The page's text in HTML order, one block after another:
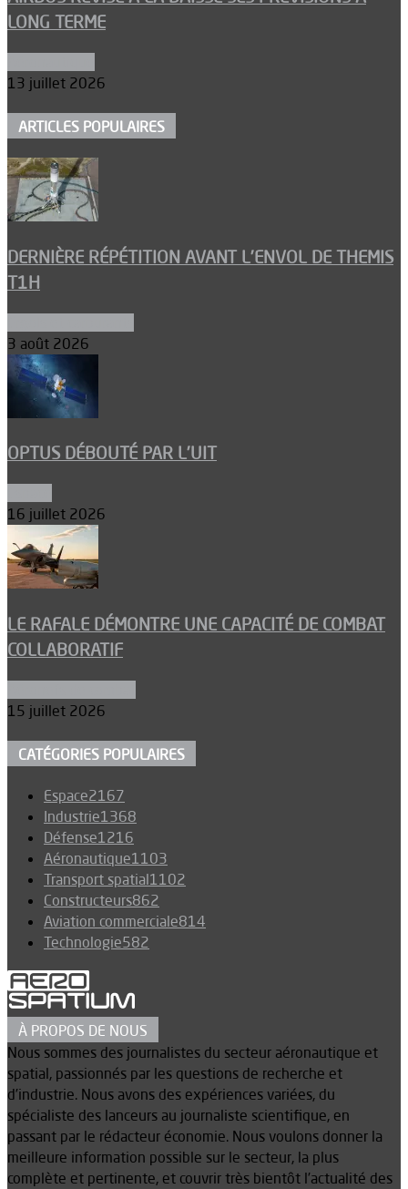
LONG TERME
13 juillet 2026
ARTICLES POPULAIRES
DERNIÈRE RÉPÉTITION AVANT L’ENVOL DE THEMIS
T1H
3 août 2026
OPTUS DÉBOUTÉ PAR L’UIT
16 juillet 2026
LE RAFALE DÉMONTRE UNE CAPACITÉ DE COMBAT
COLLABORATIF
15 juillet 2026
CATÉGORIES POPULAIRES
Espace2167
Industrie1368
Défense1216
Aéronautique1103
Transport spatial1102
Constructeurs862
Aviation commerciale814
Technologie582
À PROPOS DE NOUS
Nous sommes des journalistes du secteur aéronautique et
spatial, passionnés par les questions de recherche et
d’industrie. Nous avons des expériences variées, du
spécialiste des lanceurs au journaliste scientifique, en
passant par le rédacteur économie. Nous voulons donner la
meilleure information possible sur le secteur, la plus
complète et pertinente, et couvrir très bientôt l’actualité des